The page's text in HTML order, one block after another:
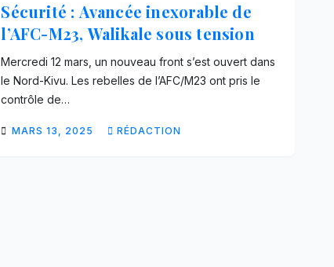
Sécurité : Avancée inexorable de
l’AFC-M23, Walikale sous tension
Mercredi 12 mars, un nouveau front s’est ouvert dans
le Nord-Kivu. Les rebelles de l’AFC/M23 ont pris le
contrôle de…
MARS 13, 2025 RÉDACTION